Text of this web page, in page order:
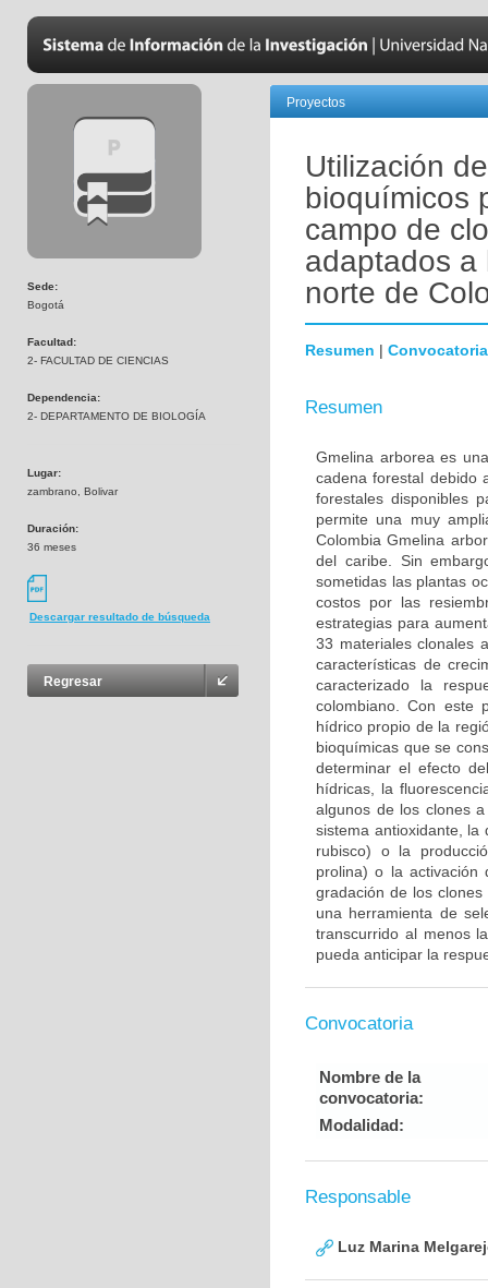
Sede:
Bogotá
Facultad:
2- FACULTAD DE CIENCIAS
Dependencia:
2- DEPARTAMENTO DE BIOLOGÍA
Lugar:
zambrano, Bolivar
Duración:
36 meses
Descargar resultado de búsqueda
Regresar
Proyectos
Utilización
bioquímicos
campo de
adaptados a
norte de
Resumen | Convocatoria
Resumen
Gmelina arborea es
cadena forestal debido
forestales disponibles
permite una muy
Colombia Gmelina
del caribe. Sin
sometidas las plantas
costos por las
estrategias para
33 materiales clonales
características de
caracterizado la
colombiano. Con este
hídrico propio de la
bioquímicas que se
determinar el efecto
hídricas, la
algunos de los clones
sistema antioxidante, la
rubisco) o la
prolina) o la activación
gradación de los
una herramienta de
transcurrido al menos
pueda anticipar la
Convocatoria
Nombre de la
convocatoria:
Modalidad:
Responsable
Luz Marina